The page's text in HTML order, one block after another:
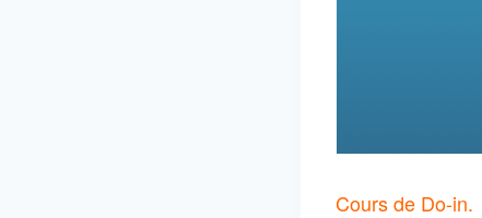
Cours de Do-in.